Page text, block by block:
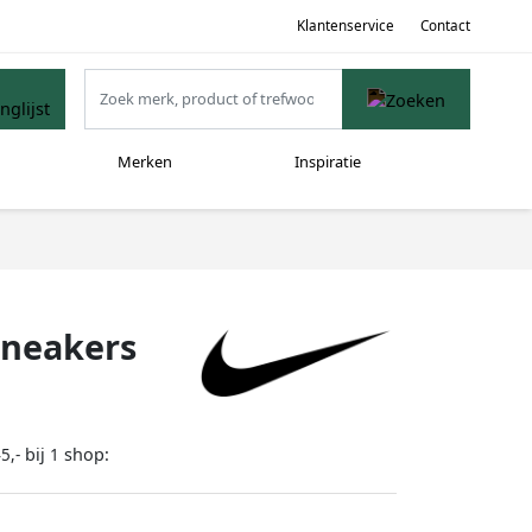
Klantenservice Contact
Merken Inspiratie
bij 1 shop: